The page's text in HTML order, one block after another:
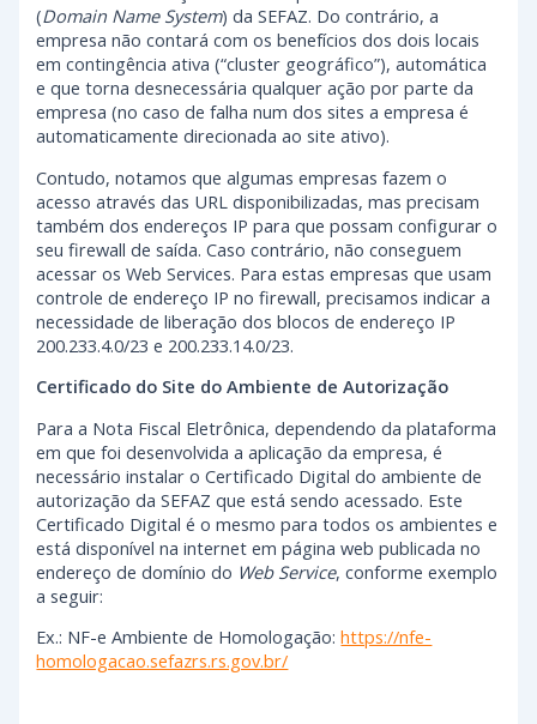
(Domain Name System) da SEFAZ. Do contrário, a
empresa não contará com os benefícios dos dois locais
em contingência ativa (“cluster geográfico”), automática
e que torna desnecessária qualquer ação por parte da
empresa (no caso de falha num dos sites a empresa é
automaticamente direcionada ao site ativo).
Contudo, notamos que algumas empresas fazem o
acesso através das URL disponibilizadas, mas precisam
também dos endereços IP para que possam configurar o
seu firewall de saída. Caso contrário, não conseguem
acessar os Web Services. Para estas empresas que usam
controle de endereço IP no firewall, precisamos indicar a
necessidade de liberação dos blocos de endereço IP
200.233.4.0/23 e 200.233.14.0/23.
Certificado do Site do Ambiente de Autorização
Para a Nota Fiscal Eletrônica, dependendo da plataforma
em que foi desenvolvida a aplicação da empresa, é
necessário instalar o Certificado Digital do ambiente de
autorização da SEFAZ que está sendo acessado. Este
Certificado Digital é o mesmo para todos os ambientes e
está disponível na internet em página web publicada no
endereço de domínio do Web Service, conforme exemplo
a seguir:
Ex.: NF-e Ambiente de Homologação:https://nfe-
homologacao.sefazrs.rs.gov.br/